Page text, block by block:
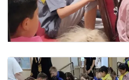
Image